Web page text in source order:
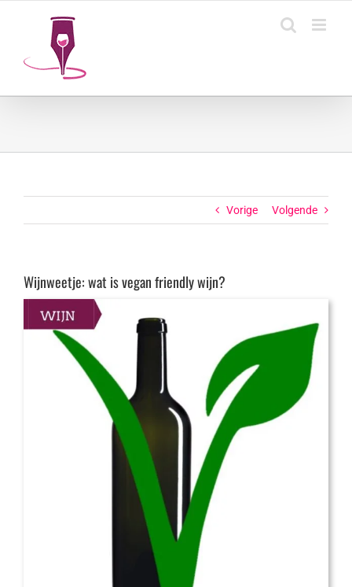
Vorige Volgende
Wijnweetje: wat is vegan friendly wijn?